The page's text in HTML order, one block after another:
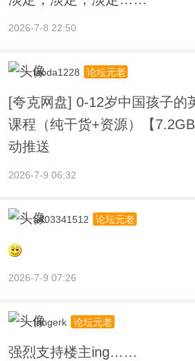
2026-7-8 22:50
laoda1228 论坛元老
[夸克网盘] 0-12岁中国孩子的
课程（纯干货+资源）【
动推送
2026-7-9 06:32
a403341512 论坛元老
2026-7-9 07:26
fringerk 论坛元老
强烈支持楼主ing……